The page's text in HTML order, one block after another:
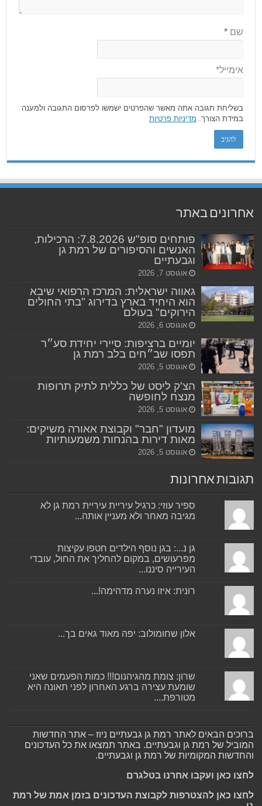
שם*
אימייל*
בשליחת תגובה אתה מאשר שהפרטים ישמשו לפרסום התגובה ולמענה
במידת הצורך. מדיניות פרטיות
אחרונים באתר
פותחים סופ"ש 7.8.2026: הרכילות,
האנשים והסיפורים של רמת גן
וגבעתיים
אוגוסט 7, 2026
גאווה ישראלית: המרכז הרפואי שיבא
הוא היחיד בארץ בדירוג "בתי החולים
הירוקים" בעולם
אוגוסט 6, 2026
יומיים ברציפות: סיירי יחידת סע״ר
תפסו שב״חים בלב רמת גן
אוגוסט 5, 2026
הצ'ק ליסט של כללית לתיק תרופות
מנצח לחופשה
אוגוסט 5, 2026
מועדון "חבר" וקבוצת אאורה משיקים:
מאות דירות בהנחות משמעותיות
אוגוסט 5, 2026
תגובות אחרונות
ספיר עוזי: כרגיל עיריית עיריית רמת גן לא
מגיבה מאחר ולא מעניין אותה...
גן נ...: בגן נוסף הילדים חטפו עקיצות
מפרעושים, במקום להחליך את החול, עובדי
העירייה סיננו...
רונית: איזו נערה מדהימה!...
אלון שחומולוב: יפה מאוד גאים בך...
שרון: צומת מהגיהנום!!! כמות הפעמים שאני
שומעת עצירה ברגע האחרון לפני תאונה היא
מטורפת....
ברוכים הבאים לאתר רמת גן גבעתיים ניוז – אתר החדשות
המוביל של רמת גן וגבעתיים. באתר תמצאו את כל העדכונים
והחדשות המקומיות של רמת גן וגבעתיים.
לחצו כאן ועקבו אחרנו בטלגרם
לחצו כאן להצטרפות לקבוצת העדכונים בזמן אמת של רמת